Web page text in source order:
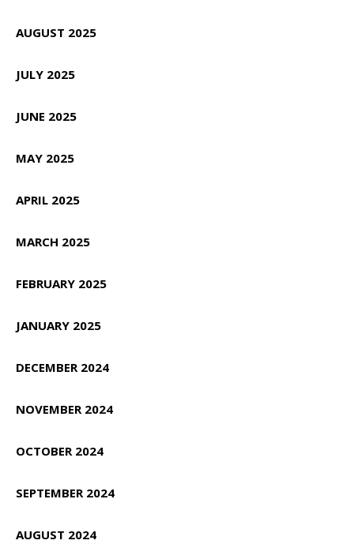
AUGUST 2025
JULY 2025
JUNE 2025
MAY 2025
APRIL 2025
MARCH 2025
FEBRUARY 2025
JANUARY 2025
DECEMBER 2024
NOVEMBER 2024
OCTOBER 2024
SEPTEMBER 2024
AUGUST 2024